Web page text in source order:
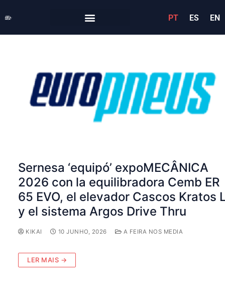
PT ES EN
Sernesa ‘equipó’ expoMECÂNICA
2026 con la equilibradora Cemb ER
65 EVO, el elevador Cascos Kratos
y el sistema Argos Drive Thru
KIKAI 10 JUNHO, 2026 A FEIRA NOS MEDIA
LER MAIS →